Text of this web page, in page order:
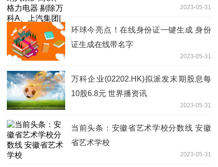
2023-05-31
环球今亮点！在线身份证一键生成 身份
证生成在线带名字
2023-05-31
万科企业(02202.HK)拟派发末期股息每
10股6.8元 世界播资讯
2023-05-31
当前头条：安徽省艺术学校分数线 安徽
省艺术学校
2023-05-31